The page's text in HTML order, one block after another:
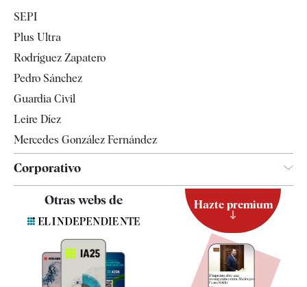
Televisión
SEPI
Plus Ultra
Rodríguez Zapatero
Pedro Sánchez
Guardia Civil
Leire Díez
Mercedes González Fernández
Corporativo
Quiénes somos
Otras webs de Hazte premium